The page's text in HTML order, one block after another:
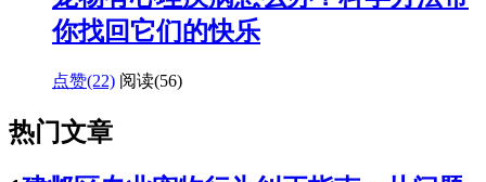
你找回它们的快乐
点赞(22) 阅读(56)
热门文章